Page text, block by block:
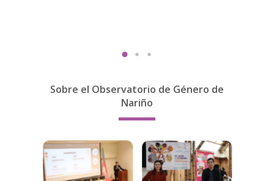
Sobre el Observatorio de Género de
Nariño